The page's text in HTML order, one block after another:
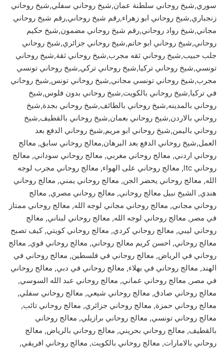
سوري,شيخ روحاني سلطنة عمان,شيخ روحاني سفلي,شيخ روحاني
زنجباري,شيخ روحاني ابو زهراء,رقم شيخ روحاني,رقم شيخ روحاني
مجاني,شيخ رواد روحاني,رقم شيخ روحاني مضمون,شيخ حكيم
روحاني,شيخ روحاني ابو حاتم,شيخ روحاني جزائري,شيخ روحاني
جلب حبيب,شيخ روحاني ثقه مجرب,شيخ روحاني ثقة,شيخ روحاني
تونسي,شيخ روحاني تركيا,شيخ روحاني تركي,شيخ روحاني تونسي
مجرب,شيخ روحاني تونسي مجاني,شيخ روحاني تونس,شيخ روحاني
في تركيا,شيخ روحاني بالكويت,شيخ روحاني بدون فلوس,شيخ
روحاني بالمدينه,شيخ روحاني بالطائف,شيخ روحاني بجدة,شيخ
روحاني بالاردن,شيخ روحاني بعمان,شيخ روحاني بالقطيف,شيخ
روحاني باليمن,شيخ روحاني ابو مريم,شيخ روحاني الدفع بعد
العمل,شيخ روحاني الدفع بعد البرهان,معالج روحاني سابق, معالج
روحاني اردني, معالج روحاني مغربي, معالج روحاني سوداني, معالج
روحاني ltc, معالج روحاني على الهواء, معالج روحاني مجرب لوجه
الله, معالج روحاني يحضر الجن, معالج روحاني يمني, معالج روحاني
هندي, الشيخ نبيل معالج روحاني, معالج روحاني مصري, معالج
روحاني مجاني, معالج روحاني مجاني لوجه الله, معالج روحاني ممتاز
في مصر, معالج روحاني لوجه الله, معالج روحاني لبناني, معالج
روحاني ليبي, معالج روحاني كردي, معالج روحاني كويتي, كيف تصبح
معالج روحاني, احسن كريم معالج روحاني, معالج روحاني قوي, معالج
روحاني في الرياض, معالج روحاني في فلسطين, معالج روحاني في
الهند, معالج روحاني في بهلاء, معالج روحاني في دبي, معالج روحاني
في مصر, معالج روحاني عماني, معالج روحاني عبد الله السوسي,
معالج روحاني صادق, معالج روحاني شيعي, معالج روحاني سفلي,
معالج روحاني حمزة, معالج روحاني جزائري, معالج روحاني تائب,
معالج روحاني تونسي, معالج روحاني برازيلي, معالج روحاني
بالقطيف, معالج روحاني بحريني, معالج روحاني بالرياض, معالج
روحاني بالامارات, معالج روحاني بالكويت, معالج روحاني افريقي,